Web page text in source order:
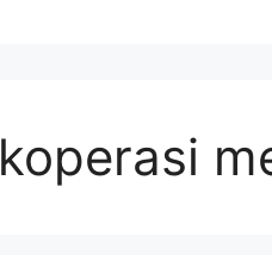
koperasi